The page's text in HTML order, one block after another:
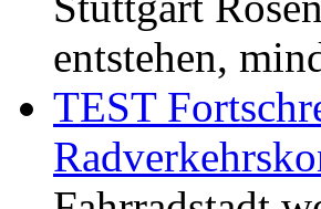
entstehen,
TEST